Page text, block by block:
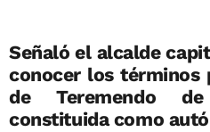
Señaló el alcalde
conocer los términos
de Teremendo
constituida como